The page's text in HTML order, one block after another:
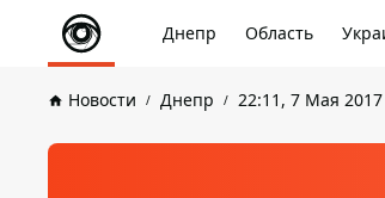
Днепр Область
Новости Днепр 22:11, 7 Мая 2017